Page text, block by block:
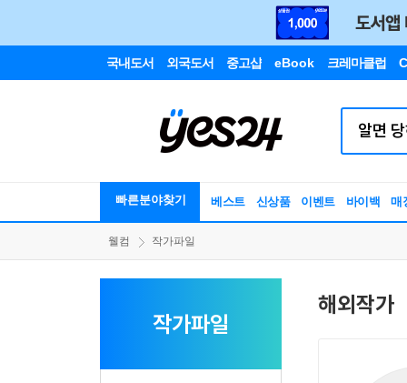
국내도서 외국도서 중고샵 eBook 크레마클럽
빠른분야찾기 베스트 신상품 이벤트 바이백 매
웰컴 작가파일
작가파일
해외작가